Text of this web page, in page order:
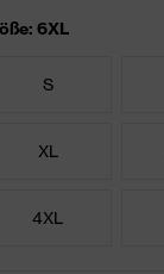
6XL
S
XL
4XL